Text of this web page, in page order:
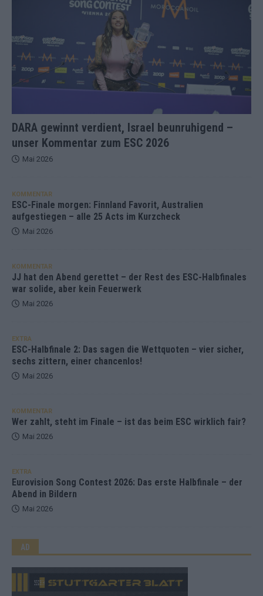
DARA gewinnt verdient, Israel beunruhigend –
unser Kommentar zum ESC 2026
Mai 2026
KOMMENTAR
ESC-Finale morgen: Finnland Favorit, Australien
aufgestiegen – alle 25 Acts im Kurzcheck
Mai 2026
KOMMENTAR
JJ hat den Abend gerettet – der Rest des ESC-Halbfinales
war solide, aber kein Feuerwerk
Mai 2026
EXTRA
ESC-Halbfinale 2: Das sagen die Wettquoten – vier sicher,
sechs zittern, einer chancenlos!
Mai 2026
KOMMENTAR
Wer zahlt, steht im Finale – ist das beim ESC wirklich fair?
Mai 2026
EXTRA
Eurovision Song Contest 2026: Das erste Halbfinale – der
Abend in Bildern
Mai 2026
AD